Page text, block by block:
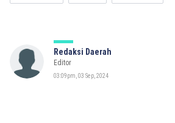
Redaksi Daerah
Editor
03:09pm, 03 Sep, 2024